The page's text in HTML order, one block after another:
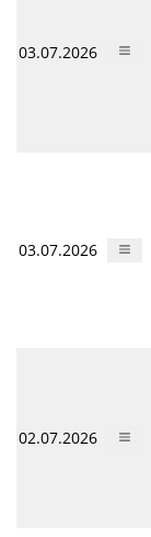
03.07.2026
03.07.2026
02.07.2026